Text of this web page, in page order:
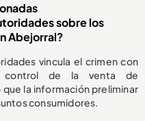
sobre los
Abejorral?
vincula el crimen con
control de la venta de
la información preliminar
consumidores.